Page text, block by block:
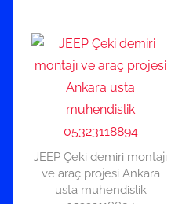
JEEP Çeki demiri montajı
ve araç projesi Ankara
usta muhendislik